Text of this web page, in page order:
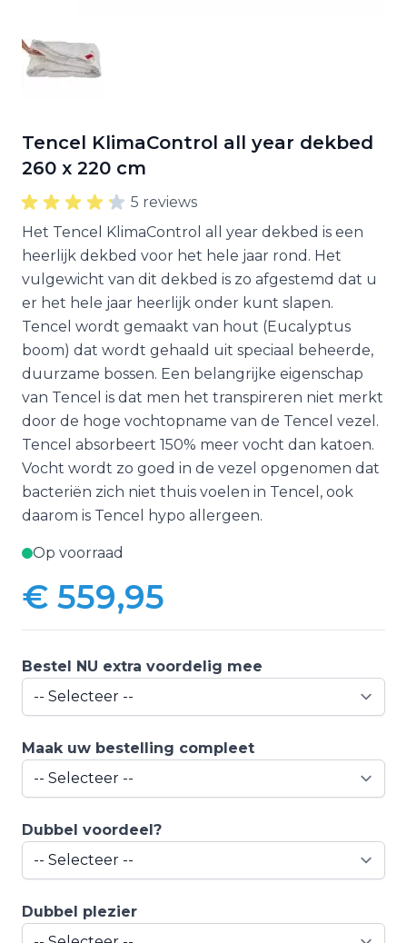
Tencel KlimaControl all year dekbed
260 x 220 cm
5 reviews
Het Tencel KlimaControl all year dekbed is een
heerlijk dekbed voor het hele jaar rond. Het
vulgewicht van dit dekbed is zo afgestemd dat u
er het hele jaar heerlijk onder kunt slapen.
Tencel wordt gemaakt van hout (Eucalyptus
boom) dat wordt gehaald uit speciaal beheerde,
duurzame bossen. Een belangrijke eigenschap
van Tencel is dat men het transpireren niet merkt
door de hoge vochtopname van de Tencel vezel.
Tencel absorbeert 150% meer vocht dan katoen.
Vocht wordt zo goed in de vezel opgenomen dat
bacteriën zich niet thuis voelen in Tencel, ook
daarom is Tencel hypo allergeen.
Op voorraad
€ 559,95
Bestel NU extra voordelig mee
Maak uw bestelling compleet
Dubbel voordeel?
Dubbel plezier